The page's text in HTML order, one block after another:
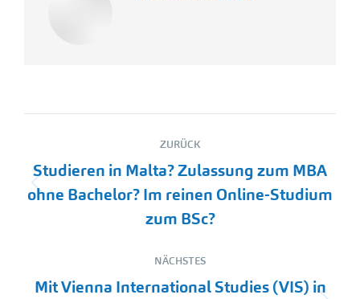
Kommentarnavigation
ZURÜCK
Vorheriger
Beitrag:
Studieren in Malta? Zulassung zum MBA
ohne Bachelor? Im reinen Online-Studium
zum BSc?
NÄCHSTES
Mit Vienna International Studies (VIS) in